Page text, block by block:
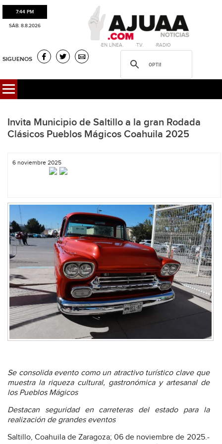
7:44 PM
SÁB. 8.8.2026
·EN LÍNEA. ·T.V. ·RADIO
SIGUENOS
Invita Municipio de Saltillo a la gran Rodada
Clásicos Pueblos Mágicos Coahuila 2025
6 noviembre 2025
Se consolida evento como un atractivo turístico clave que
muestra la riqueza cultural, gastronómica y artesanal de
los Pueblos Mágicos
Destacan seguridad en carreteras del estado para la
realización de grandes eventos
Saltillo, Coahuila de Zaragoza; 06 de noviembre de 2025.-